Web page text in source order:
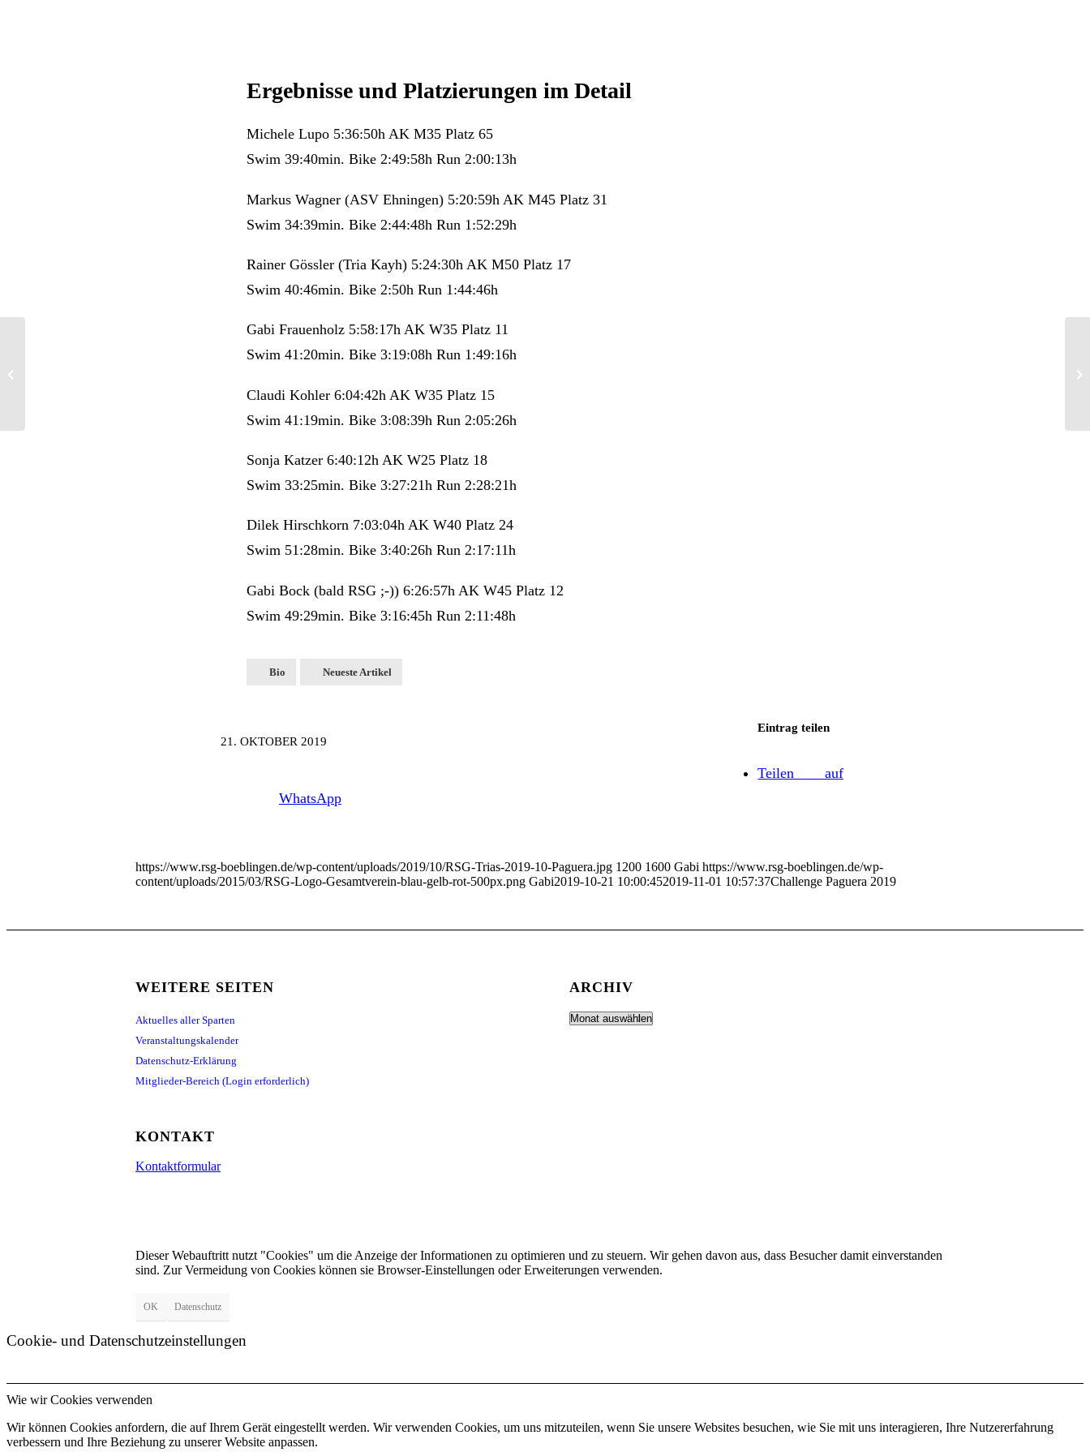
Ergebnisse und Platzierungen im Detail
Michele Lupo 5:36:50h AK M35 Platz 65
Swim 39:40min. Bike 2:49:58h Run 2:00:13h
Markus Wagner (ASV Ehningen) 5:20:59h AK M45 Platz 31
Swim 34:39min. Bike 2:44:48h Run 1:52:29h
Rainer Gössler (Tria Kayh) 5:24:30h AK M50 Platz 17
Swim 40:46min. Bike 2:50h Run 1:44:46h
Gabi Frauenholz 5:58:17h AK W35 Platz 11
Swim 41:20min. Bike 3:19:08h Run 1:49:16h
Claudi Kohler 6:04:42h AK W35 Platz 15
Swim 41:19min. Bike 3:08:39h Run 2:05:26h
Sonja Katzer 6:40:12h AK W25 Platz 18
Swim 33:25min. Bike 3:27:21h Run 2:28:21h
Dilek Hirschkorn 7:03:04h AK W40 Platz 24
Swim 51:28min. Bike 3:40:26h Run 2:17:11h
Gabi Bock (bald RSG ;-)) 6:26:57h AK W45 Platz 12
Swim 49:29min. Bike 3:16:45h Run 2:11:48h
Bio Neueste Artikel
21. OKTOBER 2019
Eintrag teilen
Teilen auf
WhatsApp
https://www.rsg-boeblingen.de/wp-content/uploads/2019/10/RSG-Trias-2019-10-Paguera.jpg 1200 1600 Gabi https://www.rsg-boeblingen.de/wp-
content/uploads/2015/03/RSG-Logo-Gesamtverein-blau-gelb-rot-500px.png Gabi2019-10-21 10:00:452019-11-01 10:57:37Challenge Paguera 2019
WEITERE SEITEN
Aktuelles aller Sparten
Veranstaltungskalender
Datenschutz-Erklärung
Mitglieder-Bereich (Login erforderlich)
KONTAKT
Kontaktformular
ARCHIV
Dieser Webauftritt nutzt "Cookies" um die Anzeige der Informationen zu optimieren und zu steuern. Wir gehen davon aus, dass Besucher damit einverstanden
sind. Zur Vermeidung von Cookies können sie Browser-Einstellungen oder Erweiterungen verwenden.
OK Datenschutz
Cookie- und Datenschutzeinstellungen
Wie wir Cookies verwenden
Wir können Cookies anfordern, die auf Ihrem Gerät eingestellt werden. Wir verwenden Cookies, um uns mitzuteilen, wenn Sie unsere Websites besuchen, wie Sie mit uns interagieren, Ihre Nutzererfahrung
verbessern und Ihre Beziehung zu unserer Website anpassen.